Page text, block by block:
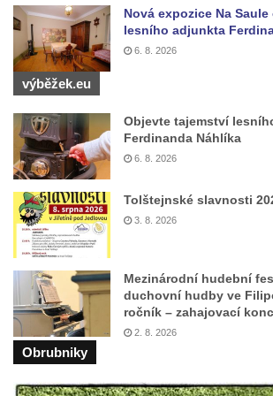
Českých Budějovicích
Pomník Vojtěcha Adalberta Lanny v parku
Na Sadech v Českých Budějovicích
Pomník Přemysla Otakara II. v parku Na
Socha Mateřství v parku Na Sadech v
Českých Budějovicích
Sadech v Českých Budějovicích
Poslední dochovaný tramvajový sloup na
Pražské třídě v Českých Budějovicích
Socha Civilizovaní na Husově třídě v
Českých Budějovicích
Socha svatého Jana Nepomuckého Na
Sadech u Mlýnské stoky v Českých
Budějovicích
Nová expozice Na
lesního adjunkta
6. 8. 2026
výběžek.eu
Objevte tajemství
Ferdinanda Náhlíka
6. 8. 2026
Tolštejnské slavnosti
3. 8. 2026
Mezinárodní hudební
duchovní hudby ve
ročník – zahajovací
2. 8. 2026
Obrubniky